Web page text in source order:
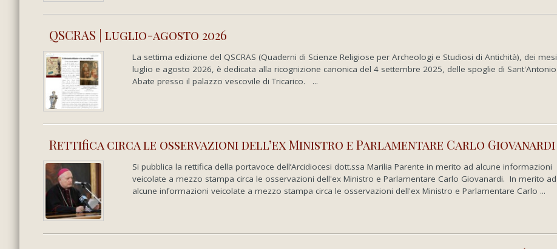
QSCRAS | luglio-agosto 2026
La settima edizione del QSCRAS (Quaderni di Scienze Religiose per Archeologi e Studiosi di Antichità), dei mesi
luglio e agosto 2026, è dedicata alla ricognizione canonica del 4 settembre 2025, delle spoglie di Sant'Antonio
Abate presso il palazzo vescovile di Tricarico. ...
Rettifica circa le osservazioni dell’ex Ministro e Parlamentare Carlo Giovanardi
Si pubblica la rettifica della portavoce dell’Arcidiocesi dott.ssa Marilia Parente in merito ad alcune informazioni
veicolate a mezzo stampa circa le osservazioni dell'ex Ministro e Parlamentare Carlo Giovanardi. In merito ad
alcune informazioni veicolate a mezzo stampa circa le osservazioni dell'ex Ministro e Parlamentare Carlo ...